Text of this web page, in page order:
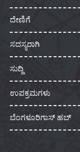
ದೇಣಿಗೆ
ಸದಸ್ಯರಾಗಿ
ಸುದ್ದಿ
ಉಪಕ್ರಮಗಳು
ಬೆಂಗಳೂರಿಗಾಸ್ ಹಬ್